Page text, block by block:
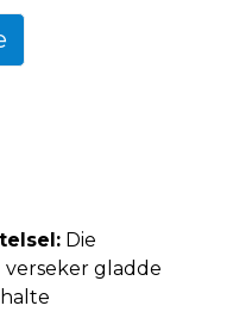
Die
verseker gladde